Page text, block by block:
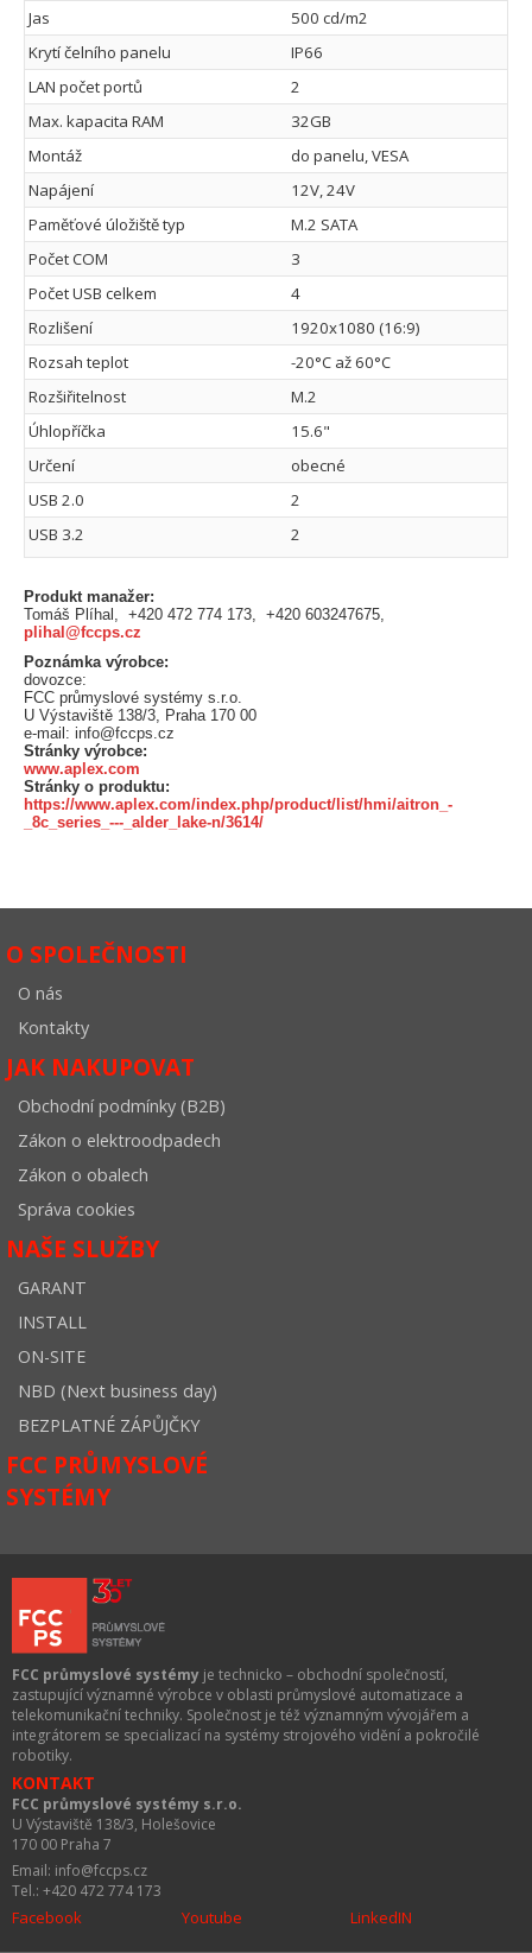
Jas
500 cd/m2
Krytí čelního panelu
IP66
LAN počet portů
2
Max. kapacita RAM
32GB
Montáž
do panelu, VESA
Napájení
12V, 24V
Paměťové úložiště typ
M.2 SATA
Počet COM
3
Počet USB celkem
4
Rozlišení
1920x1080 (16:9)
Rozsah teplot
-20°C až 60°C
Rozšiřitelnost
M.2
Úhlopříčka
15.6"
Určení
obecné
USB 2.0
2
USB 3.2
2
Produkt manažer:
Tomáš Plíhal, +420 472 774 173, +420 603247675,
plihal@fccps.cz
Poznámka výrobce:
dovozce:
FCC průmyslové systémy s.r.o.
U Výstaviště 138/3, Praha 170 00
e-mail: info@fccps.cz
Stránky výrobce:
www.aplex.com
Stránky o produktu:
https://www.aplex.com/index.php/product/list/hmi/aitron_-
_8c_series_---_alder_lake-n/3614/
O SPOLEČNOSTI
O nás
Kontakty
JAK NAKUPOVAT
Obchodní podmínky (B2B)
Zákon o elektroodpadech
Zákon o obalech
Správa cookies
NAŠE SLUŽBY
GARANT
INSTALL
ON-SITE
NBD (Next business day)
BEZPLATNÉ ZÁPŮJČKY
FCC PRŮMYSLOVÉ
SYSTÉMY
FCC průmyslové systémy je technicko – obchodní společností,
zastupující významné výrobce v oblasti průmyslové automatizace a
telekomunikační techniky. Společnost je též významným vývojářem a
integrátorem se specializací na systémy strojového vidění a pokročilé
robotiky.
KONTAKT
FCC průmyslové systémy s.r.o.
U Výstaviště 138/3, Holešovice
170 00 Praha 7
Email: info@fccps.cz
Tel.: +420 472 774 173
Facebook Youtube LinkedIN